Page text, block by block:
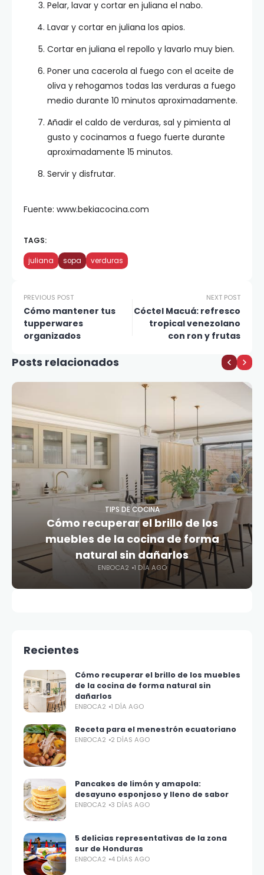
Pelar, lavar y cortar en juliana el nabo.
Lavar y cortar en juliana los apios.
Cortar en juliana el repollo y lavarlo muy bien.
Poner una cacerola al fuego con el aceite de
oliva y rehogamos todas las verduras a fuego
medio durante 10 minutos aproximadamente.
Añadir el caldo de verduras, sal y pimienta al
gusto y cocinamos a fuego fuerte durante
aproximadamente 15 minutos.
Servir y disfrutar.
Fuente: www.bekiacocina.com
TAGS:
juliana sopa verduras
PREVIOUS POST
Cómo mantener tus
tupperwares
organizados
NEXT POST
Cóctel Macuá: refresco
tropical venezolano
con ron y frutas
Posts relacionados
TIPS DE COCINA
Cómo recuperar el brillo de los
muebles de la cocina de forma
natural sin dañarlos
ENBOCA2 1 DÍA AGO
Recientes
Cómo recuperar el brillo de los muebles
de la cocina de forma natural sin
dañarlos
ENBOCA2 1 DÍA AGO
Receta para el menestrón ecuatoriano
ENBOCA2 2 DÍAS AGO
Pancakes de limón y amapola:
desayuno esponjoso y lleno de sabor
ENBOCA2 3 DÍAS AGO
5 delicias representativas de la zona
sur de Honduras
ENBOCA2 4 DÍAS AGO